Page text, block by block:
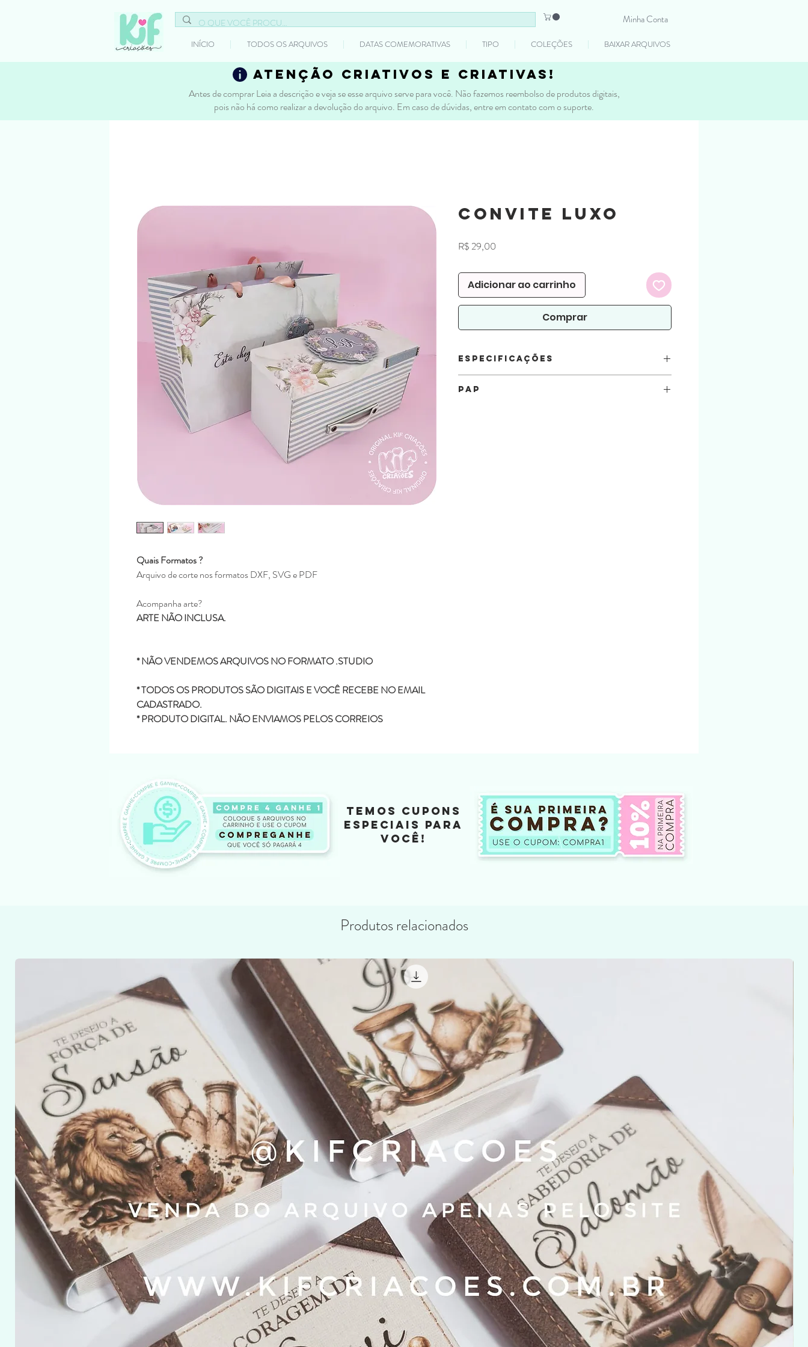
Minha Conta
INÍCIO TODOS OS ARQUIVOS DATAS COMEMORATIVAS TIPO COLEÇÕES BAIXAR ARQUIVOS
atenção criativos e criativas!
Antes de comprar Leia a descrição e veja se esse arquivo serve para você. Não fazemos reembolso de produtos digitais,
pois não há como realizar a devolução do arquivo. Em caso de dúvidas, entre em contato com o suporte.
Quais Formatos ?
Arquivo de corte nos formatos DXF, SVG e PDF
Acompanha arte?
ARTE NÃO INCLUSA.
* NÃO VENDEMOS ARQUIVOS NO FORMATO .STUDIO
* TODOS OS PRODUTOS SÃO DIGITAIS E VOCÊ RECEBE NO EMAIL
CADASTRADO.
* PRODUTO DIGITAL. NÃO ENVIAMOS PELOS CORREIOS
Convite Luxo
R$ 29,00
Adicionar ao carrinho
Comprar
Especificações
ARTE NÃO INCLUSA
PAP
TEMOS CUPONS
ESPECIAIS PARA
VOCÊ!
Produtos relacionados